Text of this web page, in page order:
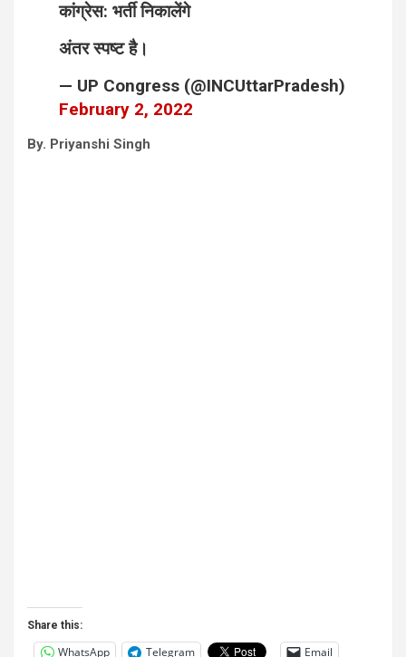
कांग्रेस: भर्ती निकालेंगे
अंतर स्पष्ट है।
— UP Congress (@INCUttarPradesh)
February 2, 2022
By. Priyanshi Singh
Share this:
WhatsApp Telegram Email